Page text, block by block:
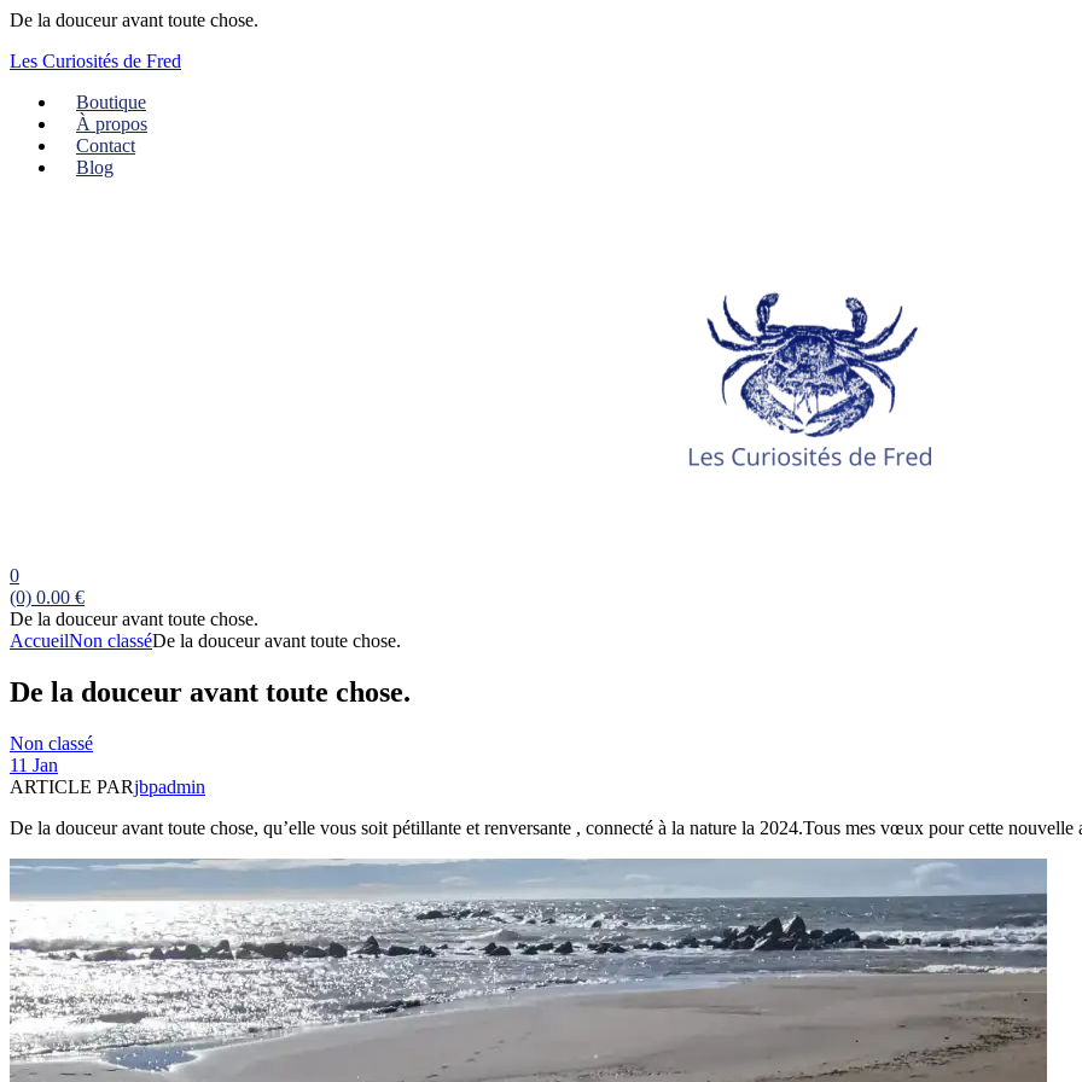
De la douceur avant toute chose.
Les Curiosités de Fred
Boutique
À propos
Contact
Blog
0
(0) 0.00 €
De la douceur avant toute chose.
AccueilNon classéDe la douceur avant toute chose.
De la douceur avant toute chose.
Catégories
Non classé
11 Jan
ARTICLE PARjbpadmin
De la douceur avant toute chose, qu’elle vous soit pétillante et renversante , connecté à la nature la 2024.Tous mes vœux pour cette nouvelle